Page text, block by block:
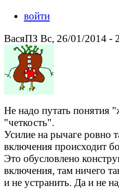
войти
ВасяПЗ Вс, 26/01/2014 -
Не надо путать понятия
"четкость".
Усилие на рычаге ровно
включения происходит
Это обусловлено
включения, там ничего
и не устранить. Да и не